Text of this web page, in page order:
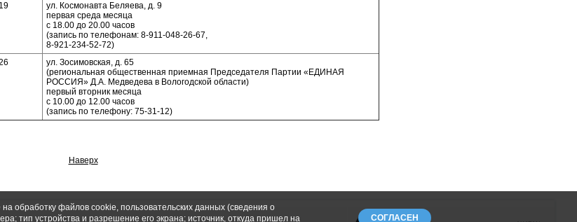
19
ул. Космонавта Беляева, д. 9
первая среда месяца
с 18.00 до 20.00 часов
(запись по телефонам: 8-911-048-26-67,
8-921-234-52-72)
ул. Зосимовская, д. 65
(региональная общественная приемная Председателя Партии «ЕДИНАЯ
РОССИЯ» Д.А. Медведева в Вологодской области)
первый вторник месяца
с 10.00 до 12.00 часов
(запись по телефону: 75-31-12)
Наверх
обработку файлов cookie, пользовательских данных (сведения о
тип устройства и разрешение его экрана; источник, откуда пришел на
СОГЛАСЕН